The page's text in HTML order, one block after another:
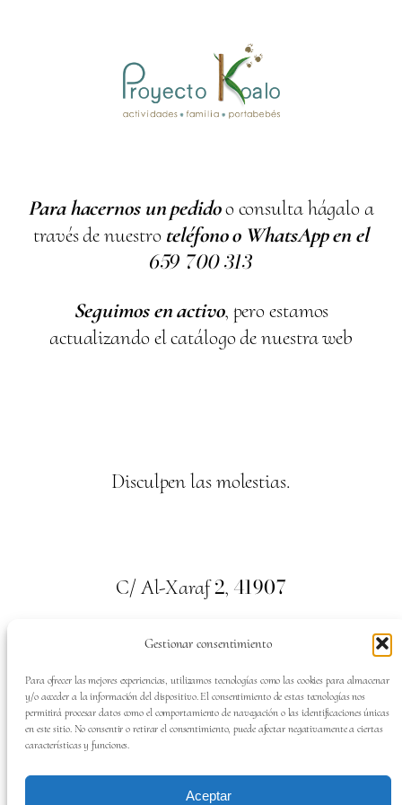
Gestionar consentimiento
Para ofrecer las mejores experiencias, utilizamos tecnologías como las cookies para almacenar
y/o acceder a la información del dispositivo. El consentimiento de estas tecnologías nos
permitirá procesar datos como el comportamiento de navegación o las identificaciones únicas
en este sitio. No consentir o retirar el consentimiento, puede afectar negativamente a ciertas
características y funciones.
Aceptar
Para hacernos un pedidoo consulta hágalo a
través de nuestro teléfono o WhatsApp en el
659 700313
Seguimos en activo, pero estamos
actualizando el catálogo de nuestra web
Disculpen las molestias.
C/ Al-Xaraf2, 41907
Valencina de la Concepción. Sevilla
Tel:659700313
SÍGUENOS EN: